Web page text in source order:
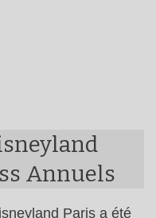
Annuels
Paris a été